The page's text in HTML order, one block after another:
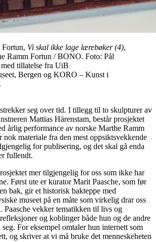
Fortun, Vi skal ikke lage lærebøker (4),
Ramm Fortun / BONO. Foto: Pål
tillatelse fra UiB
Bergen og KORO – Kunst i
seg over tid. I tillegg til to skulpturer av
Mattias Härenstam, består prosjektet
årlig performance av norske Marthe Ramm
materiale fra den mest oppsiktsvekkende
for publisering, og det skal gå enda
fullendt.
mer tilgjengelig for oss som ikke har
Først ute er kurator Marit Paasche, som før
bak, gir et historisk bakteppe med
museet på en måte som virkelig drar oss
Paasche vekker tematikken til livs og
og koblinger både hun og de andre
For eksempel omtaler hun internett som
og skriver at vi må bruke det menneskeheten